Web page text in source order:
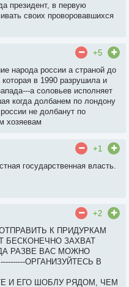
президент, в первую
своих проворовавшихся
+5
народа россии а страной до
в 1990 разрушила и
а соловьев исполняет
когда долбанем по лондону
не долбанут по
хозяевам
+1
государственная власть.
+2
К ПРИДУРКАМ
БЕСКОНЕЧНО ЗАХВАТ
РАЗВЕ ВАС МОЖНО
ОРГАНИЗУЙТЕСЬ В
И ЕГО ШОБЛУ РЯДОМ, ЧЕМ